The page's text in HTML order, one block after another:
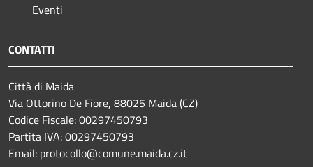
Eventi
CONTATTI
Città di Maida
Via Ottorino De Fiore, 88025 Maida (CZ)
Codice Fiscale: 00297450793
Partita IVA: 00297450793
Email: protocollo@comune.maida.cz.it